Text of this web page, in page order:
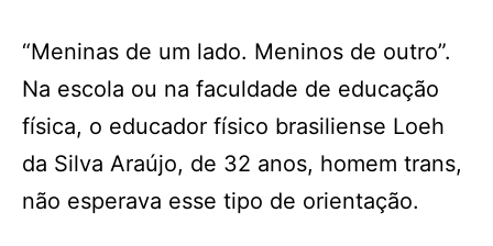
“Meninas de um lado. Meninos de outro”.
Na escola ou na faculdade de educação
física, o educador físico brasiliense Loeh
da Silva Araújo, de 32 anos, homem trans,
não esperava esse tipo de orientação.